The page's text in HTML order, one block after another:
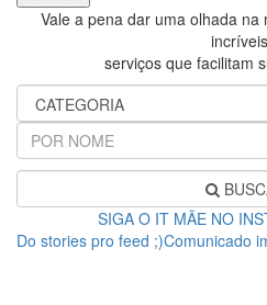
Vale a pena dar uma olhada
serviços que facilitam
SIGA O IT MÃE NO
Do stories pro feed ;)Comunicado